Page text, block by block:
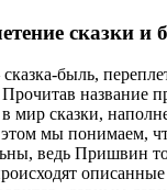
сказки и
быль,
Прочитав название
мир сказки,
мы понимаем,
ведь Пришвин